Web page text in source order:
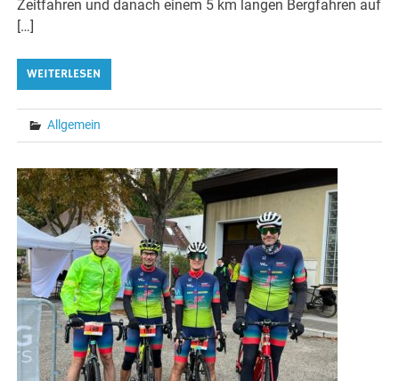
Zeitfahren und danach einem 5 km langen Bergfahren auf
[…]
WEITERLESEN
Allgemein